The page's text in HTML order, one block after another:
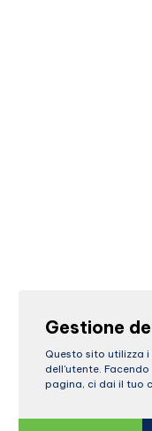
Gestione
Questo sito utilizza
dell'utente.
pagina, ci dai il tuo